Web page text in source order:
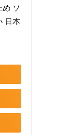
め ソ
日本